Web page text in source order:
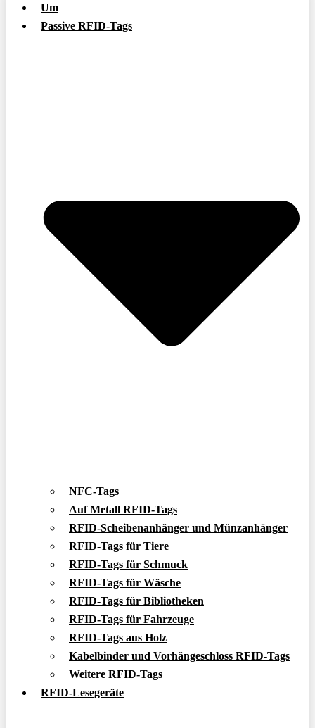
Um
Passive RFID-Tags
NFC-Tags
Auf Metall RFID-Tags
RFID-Scheibenanhänger und Münzanhänger
RFID-Tags für Tiere
RFID-Tags für Schmuck
RFID-Tags für Wäsche
RFID-Tags für Bibliotheken
RFID-Tags für Fahrzeuge
RFID-Tags aus Holz
Kabelbinder und Vorhängeschloss RFID-Tags
Weitere RFID-Tags
RFID-Lesegeräte